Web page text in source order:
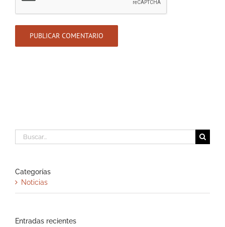
Buscar:
Categorías
Noticias
Entradas recientes